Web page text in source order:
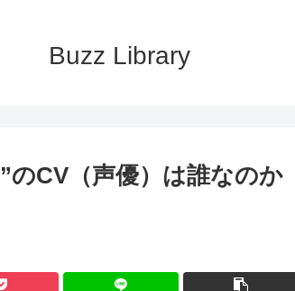
Buzz Library
のCV（声優）は誰なのか